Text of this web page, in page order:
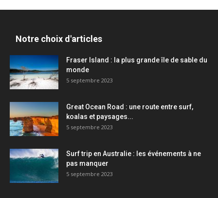
Notre choix d'articles
Fraser Island : la plus grande île de sable du
monde
5 septembre 2023
Great Ocean Road : une route entre surf,
koalas et paysages...
5 septembre 2023
Surf trip en Australie : les événements à ne
pas manquer
5 septembre 2023